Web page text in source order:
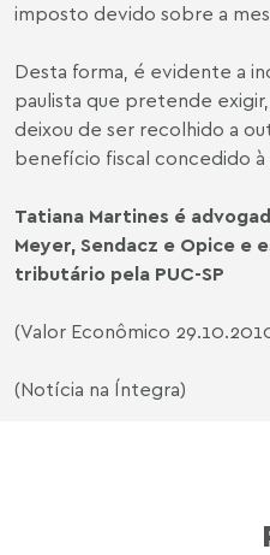
imposto devido sobre a
Desta forma, é evidente a
paulista que pretende
deixou de ser recolhido a
benefício fiscal concedido à
Tatiana Martines é
Meyer, Sendacz e Opice e
tributário pela PUC-SP
(Valor Econômico
(Notícia na Íntegra)